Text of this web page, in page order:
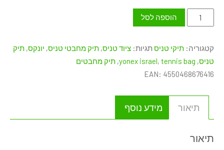
כמות
של
PRO
TOURNAMENT
BAG
black
הוספה לסל
קטגוריה: תיקי טניס תגיות: ציוד טניס, תיק מחבטי טניס, יונקס, תיק
טניס,
yonex israel, tennis bag
, תיק מחבטים
EAN: 4550468676416
תיאור מידע נוסף
תיאור